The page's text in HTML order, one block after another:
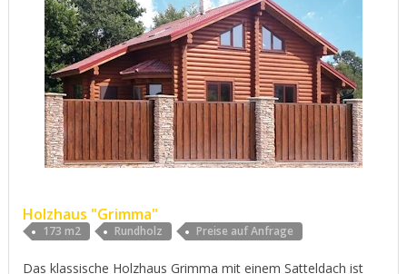
Holzhaus "Grimma"
173 m2 Rundholz Preise auf Anfrage
Das klassische Holzhaus Grimma mit einem Satteldach ist